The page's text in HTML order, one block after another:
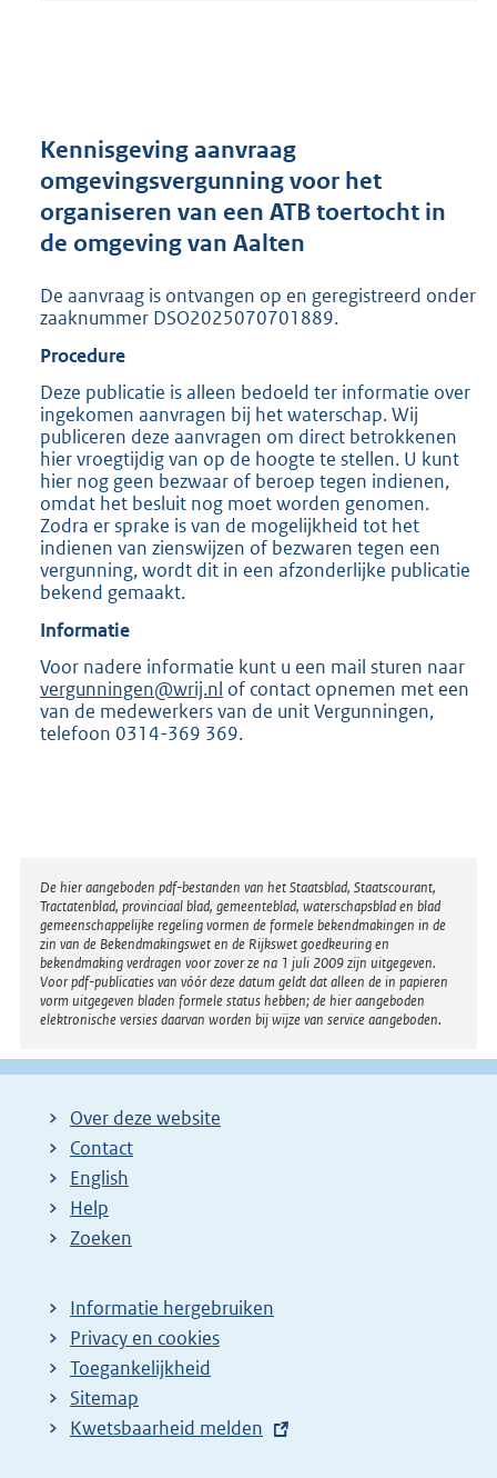
r
o
t
t
2
0
b
Kennisgeving aanvraag
omgevingsvergunning voor het
organiseren van een ATB toertocht in
de omgeving van Aalten
De aanvraag is ontvangen op en geregistreerd onder
zaaknummer DSO2025070701889.
Procedure
Deze publicatie is alleen bedoeld ter informatie over
ingekomen aanvragen bij het waterschap. Wij
publiceren deze aanvragen om direct betrokkenen
hier vroegtijdig van op de hoogte te stellen. U kunt
hier nog geen bezwaar of beroep tegen indienen,
omdat het besluit nog moet worden genomen.
Zodra er sprake is van de mogelijkheid tot het
indienen van zienswijzen of bezwaren tegen een
vergunning, wordt dit in een afzonderlijke publicatie
bekend gemaakt.
Informatie
Voor nadere informatie kunt u een mail sturen naar
vergunningen@wrij.nl of contact opnemen met een
van de medewerkers van de unit Vergunningen,
telefoon 0314-369 369.
Disclaimer
De hier aangeboden pdf-bestanden van het Staatsblad, Staatscourant,
Tractatenblad, provinciaal blad, gemeenteblad, waterschapsblad en blad
gemeenschappelijke regeling vormen de formele bekendmakingen in de
zin van de Bekendmakingswet en de Rijkswet goedkeuring en
bekendmaking verdragen voor zover ze na 1 juli 2009 zijn uitgegeven.
Voor pdf-publicaties van vóór deze datum geldt dat alleen de in papieren
vorm uitgegeven bladen formele status hebben; de hier aangeboden
elektronische versies daarvan worden bij wijze van service aangeboden.
Over deze website
Contact
English
Help
Zoeken
Informatie hergebruiken
Privacy en cookies
Toegankelijkheid
Sitemap
E
Kwetsbaarheid melden